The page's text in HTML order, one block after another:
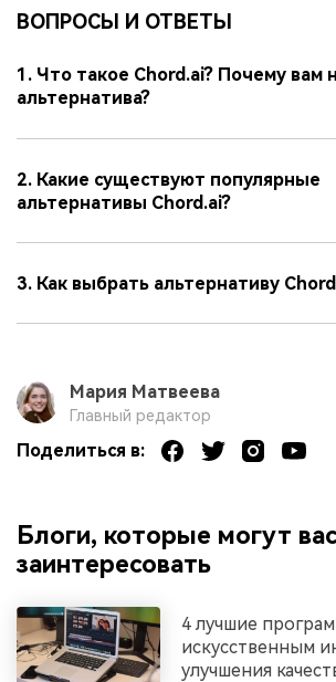
ВОПРОСЫ И ОТВЕТЫ
1. Что такое Chord.ai? Почему вам
альтернатива?
2. Какие существуют популярные
альтернативы Chord.ai?
3. Как выбрать альтернативу
Мария Матвеева
Главный редактор
Поделиться в:
Блоги, которые могут вас
заинтересовать
4 лучшие
искусственным
улучшения